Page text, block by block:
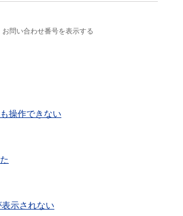
お問い合わせ番号を表示する
操作できない
示されない